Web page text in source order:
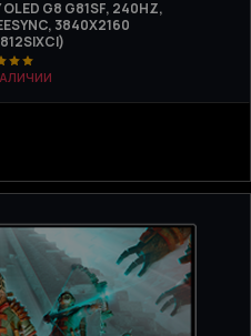
G8 G81SF, 240HZ,
3840Х2160